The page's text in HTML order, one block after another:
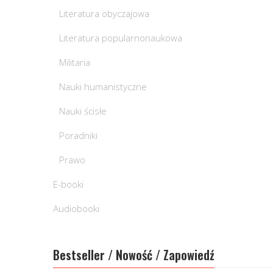
Literatura obyczajowa
Literatura popularnonaukowa
Militaria
Nauki humanistyczne
Nauki ścisłe
Poradniki
Prawo
E-booki
Audiobooki
Bestseller / Nowość / Zapowiedź